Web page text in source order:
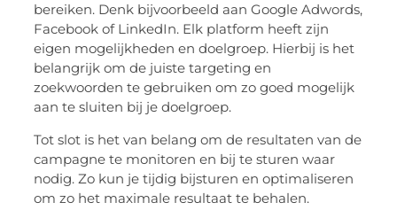
bereiken. Denk bijvoorbeeld aan Google Adwords,
Facebook of LinkedIn. Elk platform heeft zijn
eigen mogelijkheden en doelgroep. Hierbij is het
belangrijk om de juiste targeting en
zoekwoorden te gebruiken om zo goed mogelijk
aan te sluiten bij je doelgroep.
Tot slot is het van belang om de resultaten van de
campagne te monitoren en bij te sturen waar
nodig. Zo kun je tijdig bijsturen en optimaliseren
om zo het maximale resultaat te behalen.